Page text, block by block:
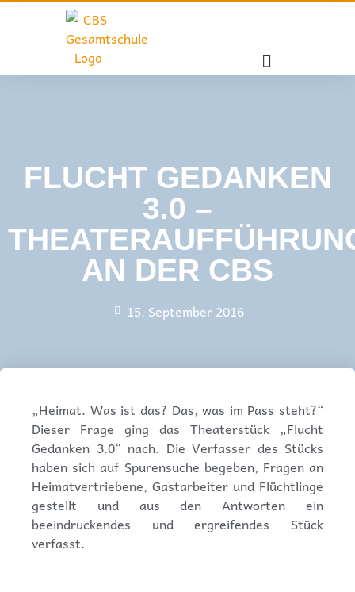
FLUCHT GEDANKEN
3.0 –
AN DER CBS
15. September 2016
„Heimat. Was ist das? Das, was im Pass steht?“
Dieser Frage ging das Theaterstück „Flucht
Gedanken 3.0“ nach. Die Verfasser des Stücks
haben sich auf Spurensuche begeben, Fragen an
Heimatvertriebene, Gastarbeiter und Flüchtlinge
gestellt und aus den Antworten ein
beeindruckendes und ergreifendes Stück
verfasst.